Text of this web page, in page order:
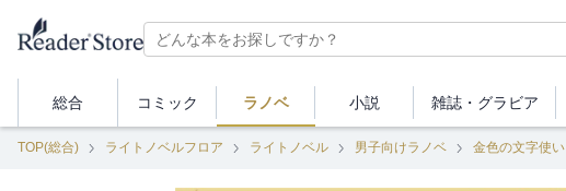
総合 コミック ラノベ 小説 雑誌・ グラビア
TOP(総合) ライトノベルフロア ライトノベル 男子向けラノベ 金色の文字使い